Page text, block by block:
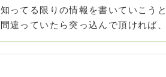
知ってる限りの情報を書いていこう
間違っていたら突っ込んで頂ければ